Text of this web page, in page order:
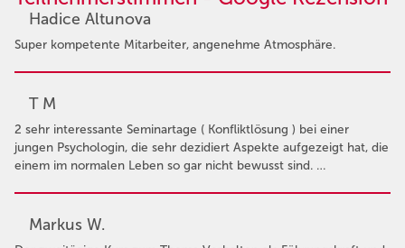
Hadice Altunova
Super kompetente Mitarbeiter, angenehme Atmosphäre.
T M
2 sehr interessante Seminartage ( Konfliktlösung ) bei einer
jungen Psychologin, die sehr dezidiert Aspekte aufgezeigt hat, die
einem im normalen Leben so gar nicht bewusst sind. …
Markus W.